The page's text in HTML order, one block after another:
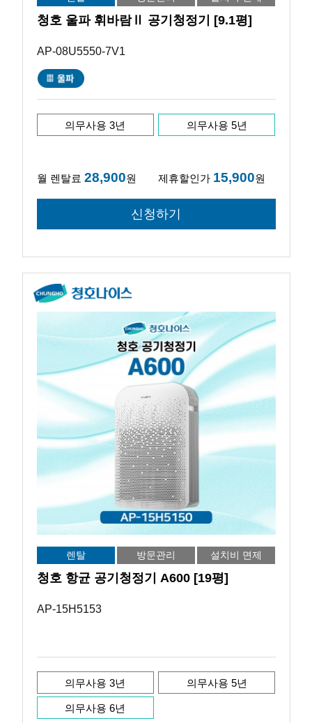
청호 울파 휘바람Ⅱ 공기청정기 [9.1평]
AP-08U5550-7V1
의무사용 3년 의무사용 5년
월 렌탈료 28,900원 제휴할인가 15,900원
렌탈 방문관리 설치비 면제
청호 항균 공기청정기 A600 [19평]
AP-15H5153
의무사용 3년 의무사용 5년
의무사용 6년